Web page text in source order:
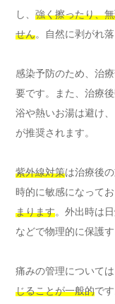
し、 強く擦ったり、
せん。自然に剥がれ
感染予防のため、治
要です。また、治療
浴や熱いお湯は避け
が推奨されます。
紫外線対策は治療後
時的に敏感になってお
まります。外出時は
などで物理的に保護
痛みの管理については
じることが一般的で